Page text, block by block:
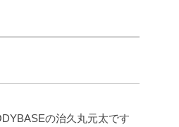
の治久丸元太です